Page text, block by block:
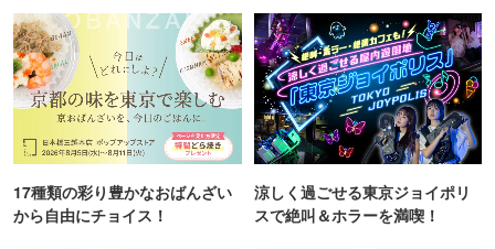
17種類の彩り豊かなおばんざい
から自由にチョイス！
涼しく過ごせる東京ジョイポリ
スで絶叫＆ホラーを満喫！